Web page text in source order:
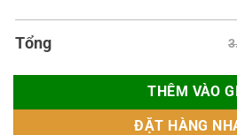
Tổng
THÊM VÀO
ĐẶT HÀNG